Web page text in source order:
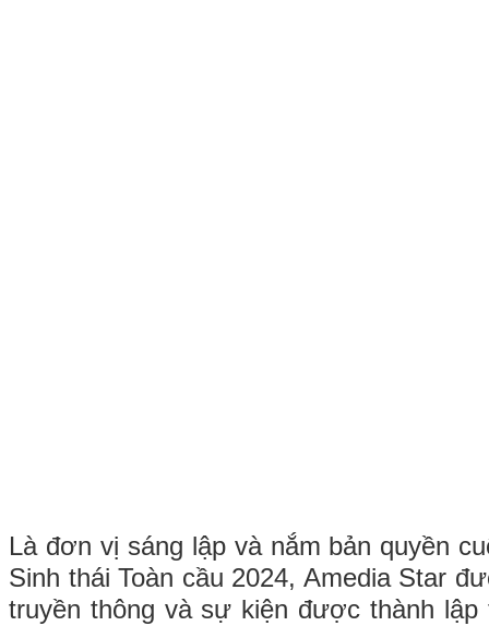
Là đơn vị sáng lập và nắm bản quyền
Sinh thái Toàn cầu 2024, Amedia Star
truyền thông và sự kiện được thành lập